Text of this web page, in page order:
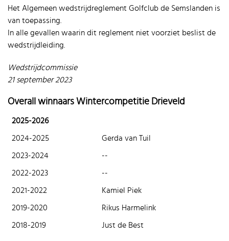
Het Algemeen wedstrijdreglement Golfclub de Semslanden is
van toepassing.
In alle gevallen waarin dit reglement niet voorziet beslist de
wedstrijdleiding.
Wedstrijdcommissie
21 september 2023
Overall winnaars Wintercompetitie Drieveld
2025-2026
2024-2025 Gerda van Tuil
2023-2024 --
2022-2023 --
2021-2022 Kamiel Piek
2019-2020 Rikus Harmelink
2018-2019 Just de Best